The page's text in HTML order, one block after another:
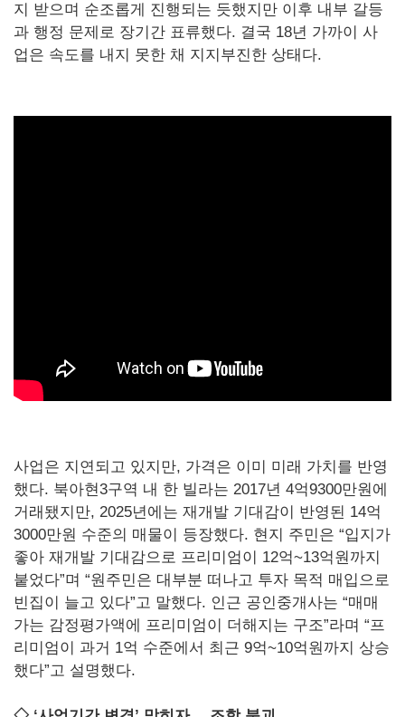
지 받으며 순조롭게 진행되는 듯했지만 이후 내부 갈등
과 행정 문제로 장기간 표류했다. 결국 18년 가까이 사
업은 속도를 내지 못한 채 지지부진한 상태다.
사업은 지연되고 있지만, 가격은 이미 미래 가치를 반영
했다. 북아현3구역 내 한 빌라는 2017년 4억9300만원에
거래됐지만, 2025년에는 재개발 기대감이 반영된 14억
3000만원 수준의 매물이 등장했다. 현지 주민은 “입지가
좋아 재개발 기대감으로 프리미엄이 12억~13억원까지
붙었다”며 “원주민은 대부분 떠나고 투자 목적 매입으로
빈집이 늘고 있다”고 말했다. 인근 공인중개사는 “매매
가는 감정평가액에 프리미엄이 더해지는 구조”라며 “프
리미엄이 과거 1억 수준에서 최근 9억~10억원까지 상승
했다”고 설명했다.